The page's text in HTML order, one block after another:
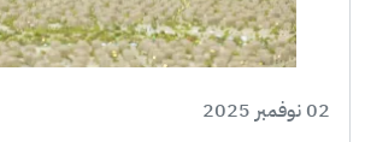
02 نوفمبر 2025